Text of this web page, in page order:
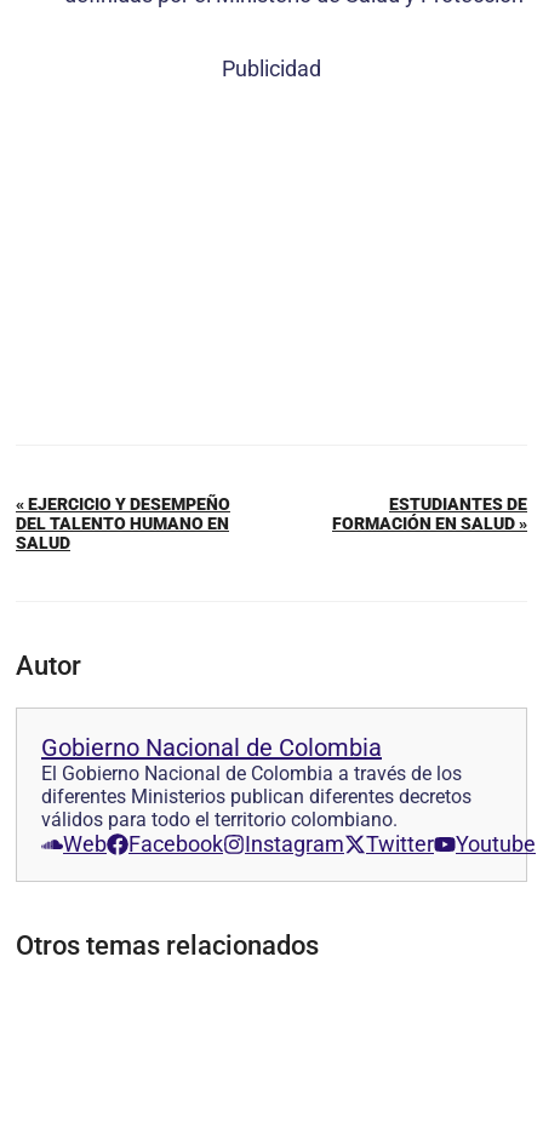
Publicidad
« EJERCICIO Y DESEMPEÑO
DEL TALENTO HUMANO EN
SALUD
ESTUDIANTES DE
FORMACIÓN EN SALUD »
Autor
Gobierno Nacional de Colombia
El Gobierno Nacional de Colombia a través de los
diferentes Ministerios publican diferentes decretos
válidos para todo el territorio colombiano.
Web Facebook Instagram Twitter Youtube
Otros temas relacionados